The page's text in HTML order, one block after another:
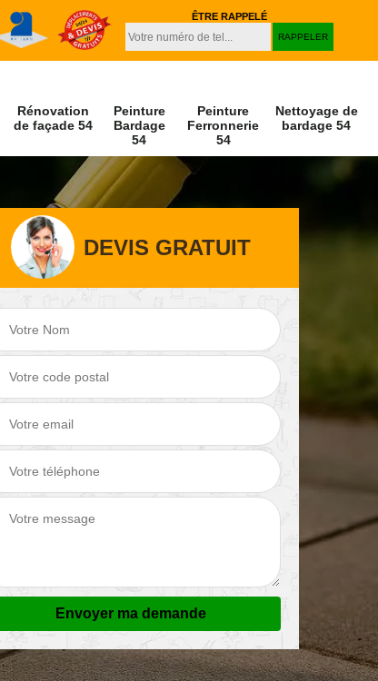
ÊTRE RAPPELÉ
Rénovation
de façade 54
Peinture
Bardage
54
Peinture
Ferronnerie
54
Nettoyage de
bardage 54
décapage de volet
54
Hydrofuge de
façade 54
DEVIS GRATUIT